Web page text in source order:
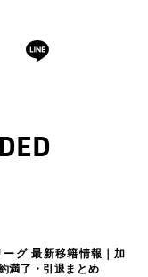
グ 最新移籍情報｜加
満了・引退まとめ